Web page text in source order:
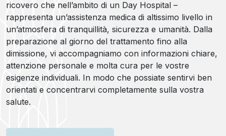
ricovero che nell’ambito di un Day Hospital –
rappresenta un’assistenza medica di altissimo livello in
un’atmosfera di tranquillità, sicurezza e umanità. Dalla
preparazione al giorno del trattamento fino alla
dimissione, vi accompagniamo con informazioni chiare,
attenzione personale e molta cura per le vostre
esigenze individuali. In modo che possiate sentirvi ben
orientati e concentrarvi completamente sulla vostra
salute.